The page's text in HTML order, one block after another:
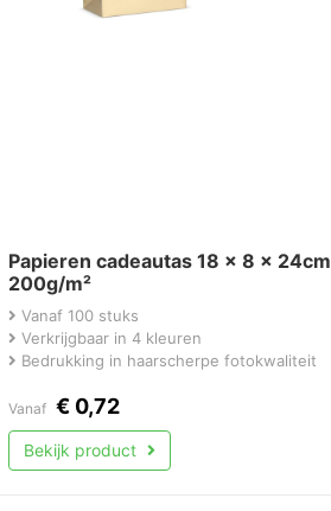
Papieren cadeautas 18 x 8 x 24cm
200g/m²
Vanaf 100 stuks
Verkrijgbaar in 4 kleuren
Bedrukking in haarscherpe fotokwaliteit
Vanaf € 0,72
Bekijk product